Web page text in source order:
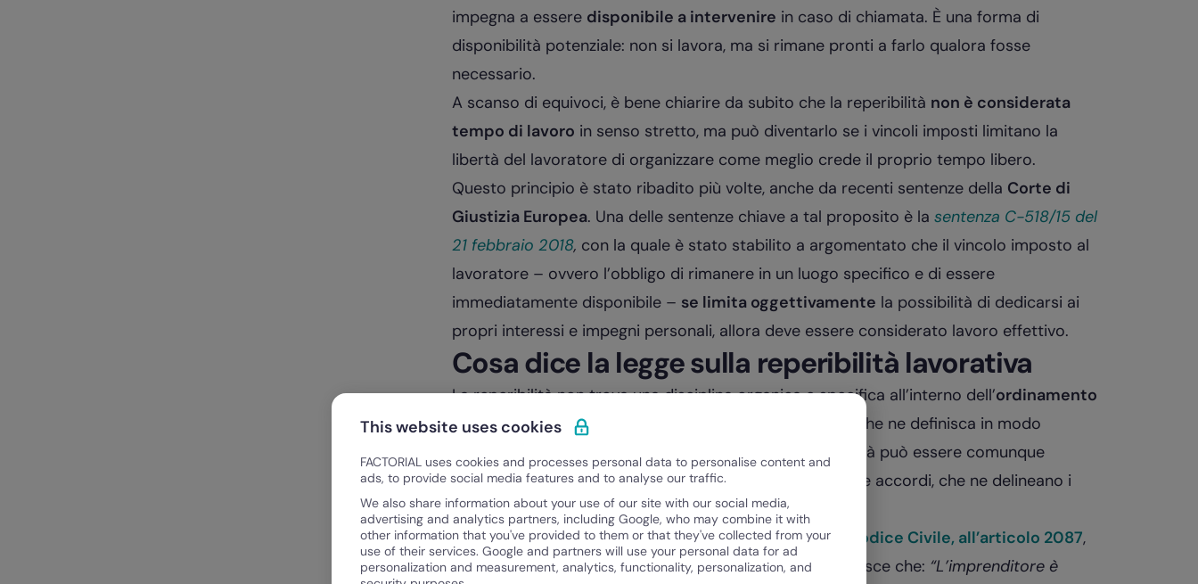
impegna a essere disponibile a intervenire in caso di chiamata. È una forma di
disponibilità potenziale: non si lavora, ma si rimane pronti a farlo qualora fosse
necessario.
A scanso di equivoci, è bene chiarire da subito che la reperibilità non è considerata
tempo di lavoro in senso stretto, ma può diventarlo se i vincoli imposti limitano la
libertà del lavoratore di organizzare come meglio crede il proprio tempo libero.
Questo principio è stato ribadito più volte, anche da recenti sentenze della Corte di
Giustizia Europea. Una delle sentenze chiave a tal proposito è la sentenza C-518/15 del
21 febbraio 2018, con la quale è stato stabilito a argomentato che il vincolo imposto al
lavoratore – ovvero l’obbligo di rimanere in un luogo specifico e di essere
immediatamente disponibile – se limita oggettivamente la possibilità di dedicarsi ai
propri interessi e impegni personali, allora deve essere considerato lavoro effettivo.
Cosa dice la legge sulla reperibilità lavorativa
La reperibilità non trova una disciplina organica e specifica all’interno dell’ordinamento
giuridico italiano. Non esiste, infatti, una singola legge che ne definisca in modo
esaustivo ogni aspetto. Tuttavia, il concetto di reperibilità può essere comunque
inquadrato e regolato attraverso un intreccio di norme e accordi, che ne delineano i
contorni e le modalità operative.
Innanzitutto, un riferimento fondamentale si trova nel
Codice Civile, all’articolo 2087,
che pur non parlando direttamente di reperibilità, stabilisce che: “L’imprenditore è
This website uses cookies
FACTORIAL uses cookies and processes personal data to personalise content and
ads, to provide social media features and to analyse our traffic.
We also share information about your use of our site with our social media,
advertising and analytics partners, including Google, who may combine it with
other information that you've provided to them or that they've collected from your
use of their services. Google and partners will use your personal data for ad
personalization and measurement, analytics, functionality, personalization, and